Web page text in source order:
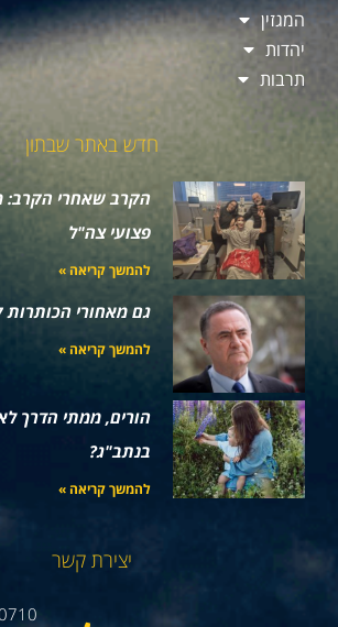
המגזין
יהדות
תרבות
חדש באתר שבתון
הקרב שאחרי הקרב:
פצועי צה"ל
להמשך קריאה »
גם מאחורי הכותרות
להמשך קריאה »
הורים, ממתי הדרך
בנתב"ג?
להמשך קריאה »
יצירת קשר